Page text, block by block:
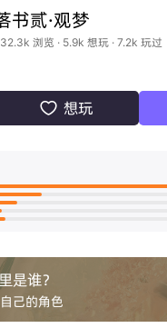
书贰·观梦
浏览 · 5.9k 想玩 · 7.2k 玩过
 想玩
是谁？
己的角色